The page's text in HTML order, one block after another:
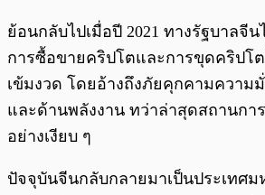
พร้อมเล่น
ย้อนกลับไปเมื่อปี 2021 ทางรัฐบาลจี
การซื้อขายคริปโตและการขุดคริปโต
เข้มงวด โดยอ้างถึงภัยคุกคามความ
และด้านพลังงาน ทว่าล่าสุดสถานกา
อย่างเงียบ ๆ
ปัจจุบันจีนกลับกลายมาเป็นประเทศ